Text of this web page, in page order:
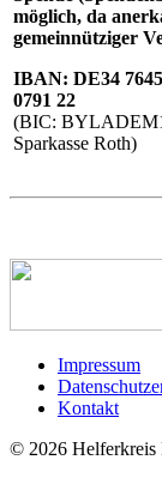
möglich, da
gemeinnütziger
IBAN: DE34 7645
0791 22
(BIC:
Sparkasse Roth)
Impressum
Kontakt
© 2026 Helferkreis